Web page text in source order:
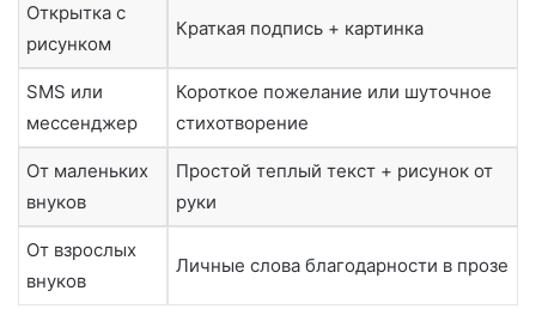
Открытка с
рисунком
Краткая подпись + картинка
SMS или
мессенджер
Короткое пожелание или шуточное
стихотворение
От маленьких
внуков
Простой теплый текст + рисунок от
руки
От взрослых
внуков
Личные слова благодарности в прозе